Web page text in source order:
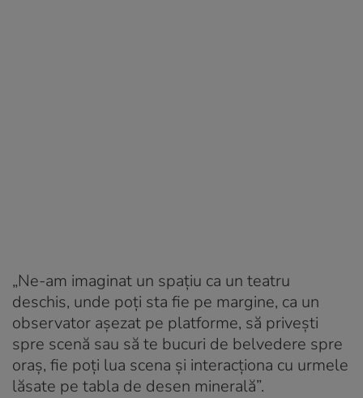
„Ne-am imaginat un spațiu ca un teatru
deschis, unde poți sta fie pe margine, ca un
observator așezat pe platforme, să privești
spre scenă sau să te bucuri de belvedere spre
oraș, fie poți lua scena și interacționa cu urmele
lăsate pe tabla de desen minerală”.